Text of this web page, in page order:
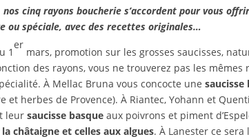
cinq rayons boucherie s’accordent pour vous
ou spéciale, avec des recettes originales…
1
er
mars, promotion sur les grosses saucisses,
des rayons, vous ne trouverez pas les
À Mellac Bruna vous concocte une saucisse
et herbes de Provence). À Riantec, Yohann et
leur saucisse basque aux poivrons et piment
la châtaigne et celles aux algues. À Lanester ce sera